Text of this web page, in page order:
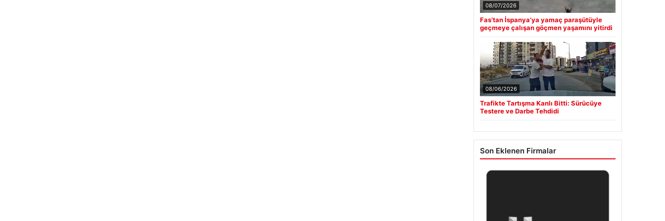
08/07/2026
Fas’tan İspanya’ya yamaç paraşütüyle
geçmeye çalışan göçmen yaşamını yitirdi
08/06/2026
Trafikte Tartışma Kanlı Bitti: Sürücüye
Testere ve Darbe Tehdidi
Son Eklenen Firmalar